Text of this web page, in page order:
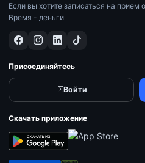
Если вы хотите записаться на прием
Время - деньги
Присоединяйтесь
Войти
Скачать приложение